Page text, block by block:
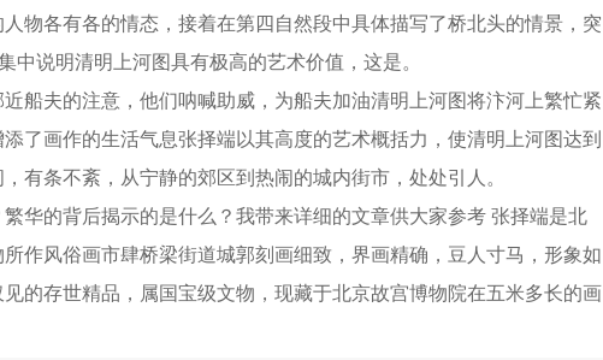
物各有各的情态，接着在第四自然段中具体描写了桥北头的情景，突
中说明清明上河图具有极高的艺术价值，这是。
船夫的注意，他们呐喊助威，为船夫加油清明上河图将汴河上繁忙紧
了画作的生活气息张择端以其高度的艺术概括力，使清明上河图达到
有条不紊，从宁静的郊区到热闹的城内街市，处处引人。
华的背后揭示的是什么？我带来详细的文章供大家参考 张择端是北
作风俗画市肆桥梁街道城郭刻画细致，界画精确，豆人寸马，形象如
的存世精品，属国宝级文物，现藏于北京故宫博物院在五米多长的画